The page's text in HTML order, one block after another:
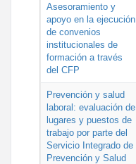
Asesoramiento y
apoyo en la ejecución
de convenios
institucionales de
formación a través
del CFP
Prevención y salud
laboral: evaluación de
lugares y puestos de
trabajo por parte del
Servicio Integrado de
Prevención y Salud